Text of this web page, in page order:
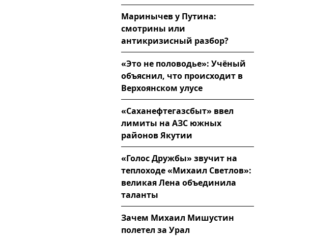
Маринычев у Путина:
смотрины или
антикризисный разбор?
«Это не половодье»: Учёный
объяснил, что происходит в
Верхоянском улусе
«Саханефтегазсбыт» ввел
лимиты на АЗС южных
районов Якутии
«Голос Дружбы» звучит на
теплоходе «Михаил Светлов»:
великая Лена объединила
таланты
Зачем Михаил Мишустин
полетел за Урал